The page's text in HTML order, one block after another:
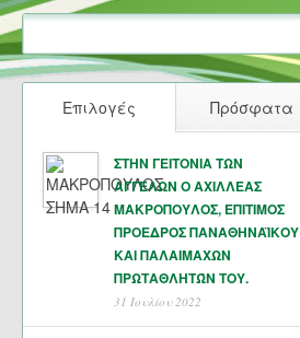
Επιλογές Πρόσφατα
ΣΤΗΝ ΓΕΙΤΟΝΙΑ ΤΩΝ
ΑΓΓΕΛΩΝ Ο ΑΧΙΛΛΕΑΣ
ΜΑΚΡΟΠΟΥΛΟΣ, ΕΠΙΤΙΜΟΣ
ΠΡΟΕΔΡΟΣ ΠΑΝΑΘΗΝΑΪΚΟΥ
ΚΑΙ ΠΑΛΑΙΜΑΧΩΝ
ΠΡΩΤΑΘΛΗΤΏΝ ΤΟΥ.
31 Ιουλίου 2022